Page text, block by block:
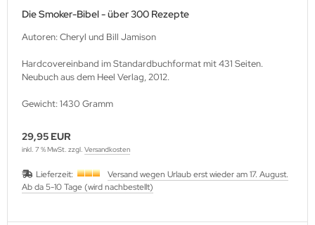
Die Smoker-Bibel - über 300 Rezepte
Autoren: Cheryl und Bill Jamison
Hardcovereinband im Standardbuchformat mit 431 Seiten.
Neubuch aus dem Heel Verlag, 2012.
Gewicht: 1430 Gramm
29,95 EUR
inkl. 7 % MwSt. zzgl. Versandkosten
Lieferzeit:
Versand wegen Urlaub erst wieder am 17. August.
Ab da 5-10 Tage (wird nachbestellt)